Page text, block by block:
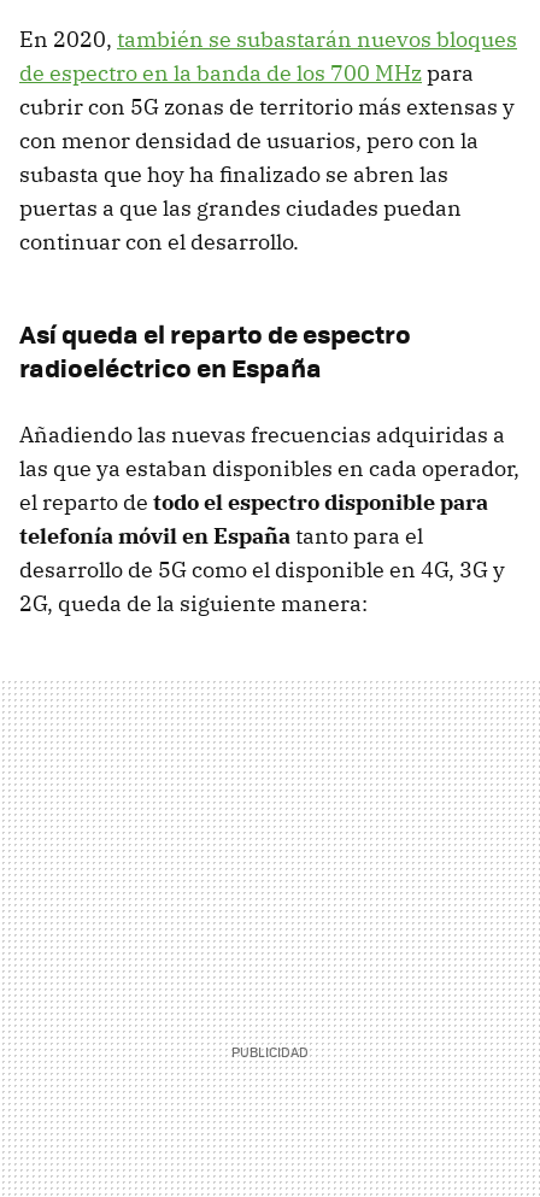
En 2020, también se subastarán nuevos bloques
de espectro en la banda de los 700 MHzpara
cubrir con 5G zonas de territorio más extensas y
con menor densidad de usuarios, pero con la
subasta que hoy ha finalizado se abren las
puertas a que las grandes ciudades puedan
continuar con el desarrollo.
Así queda el reparto de espectro
radioeléctrico en España
Añadiendo las nuevas frecuencias adquiridas a
las que ya estaban disponibles en cada operador,
el reparto de todo el espectro disponible para
telefonía móvil en Españatanto para el
desarrollo de 5G como el disponible en 4G, 3G y
2G, queda de la siguiente manera: